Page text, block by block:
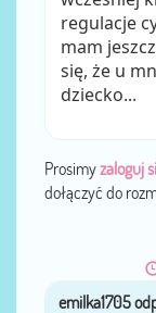
regulacje
mam
się, że u
dziecko...
Prosimyzaloguj
dołączyć do